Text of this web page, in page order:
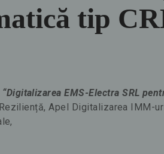
tip
“Digitalizarea EMS-Electra SRL
Apel Digitalizarea IMM-